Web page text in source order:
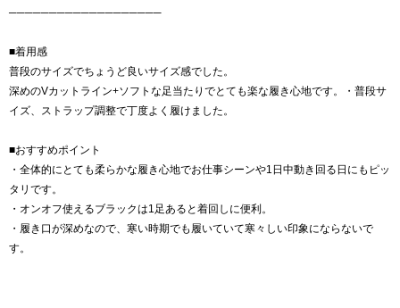
───────────────────
■着用感
普段のサイズでちょうど良いサイズ感でした。
深めのVカットライン+ソフトな足当たりでとても楽な履き心地です。・普段サ
イズ、ストラップ調整で丁度よく履けました。
■おすすめポイント
・全体的にとても柔らかな履き心地でお仕事シーンや1日中動き回る日にもピッ
タリです。
・オンオフ使えるブラックは1足あると着回しに便利。
・履き口が深めなので、寒い時期でも履いていて寒々しい印象にならないで
す。